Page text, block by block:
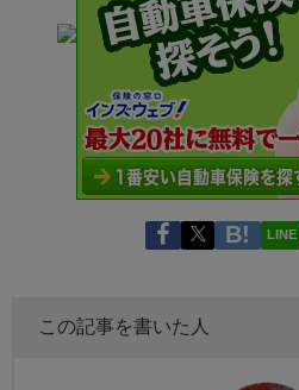
LINE
この記事を書いた人